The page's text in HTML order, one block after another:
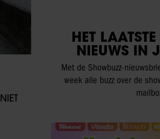
HET
NIEUWS IN
Met de Showbuzz-
week alle buzz over de